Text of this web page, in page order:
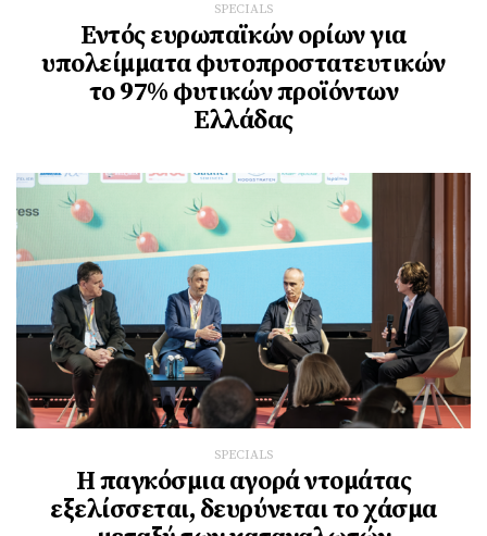
SPECIALS
Εντός ευρωπαϊκών ορίων για
υπολείμματα φυτοπροστατευτικών
το 97% φυτικών προϊόντων
Ελλάδας
SPECIALS
Η παγκόσμια αγορά ντομάτας
εξελίσσεται, δευρύνεται το χάσμα